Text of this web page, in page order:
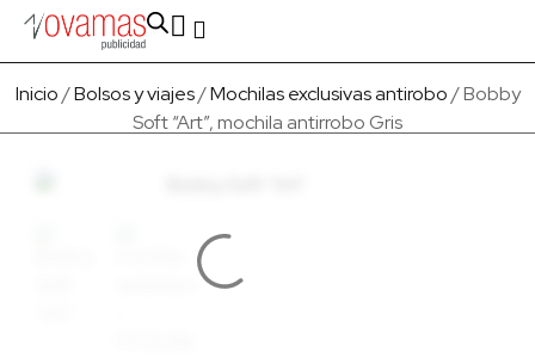
Inicio/Bolsos y viajes/Mochilas exclusivas antirobo/ Bobby
Soft “Art”, mochila antirrobo Gris